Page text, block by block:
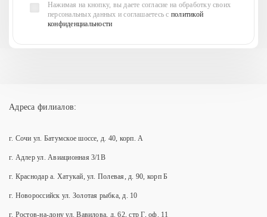
Нажимая на кнопку, вы даете согласие на обработку своих
персональных данных и соглашаетесь с политикой
конфиденциальности
Адреса филиалов:
г. Сочи ул. Батумское шоссе, д. 40, корп. А
г. Адлер ул. Авиационная 3/1В
г. Краснодар а. Хатукай, ул. Полевая, д. 90, корп Б
г. Новороссийск ул. Золотая рыбка, д. 10
г. Ростов-на-дону ул. Вавилова, д. 62, стр Г, оф. 11